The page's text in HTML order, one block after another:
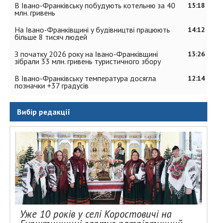
15:18
В Івано-Франківську побудують котельню за 40
млн. гривень
14:12
На Івано-Франківщині у будівництві працюють
більше 8 тисяч людей
13:26
З початку 2026 року на Івано-Франківщині
зібрали 33 млн. гривень туристичного збору
12:14
В Івано-Франківську температура досягла
позначки +37 градусів
Вибір редакції
Уже 10 років у селі Коростовичі на